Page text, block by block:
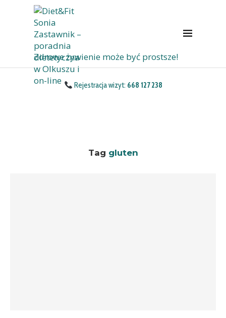
Zdrowe żywienie może być prostsze!
Rejestracja wizyt: 668 127 238
Tag gluten